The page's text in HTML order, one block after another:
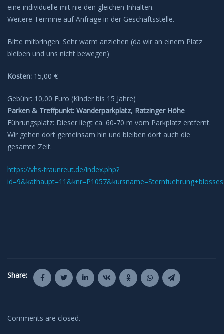
eine individuelle mit nie den gleichen Inhalten.
Weitere Termine auf Anfrage in der Geschäftsstelle.
Bitte mitbringen: Sehr warm anziehen (da wir an einem Platz
bleiben und uns nicht bewegen)
Kosten: 15,00 €
Gebühr: 10,00 Euro (Kinder bis 15 Jahre)
Parken & Treffpunkt: Wanderparkplatz, Ratzinger Höhe
Führungsplatz: Dieser liegt ca. 60-70 m vom Parkplatz entfernt.
Wir gehen dort gemeinsam hin und bleiben dort auch die
gesamte Zeit.
https://vhs-traunreut.de/index.php?
Share:
Comments are closed.